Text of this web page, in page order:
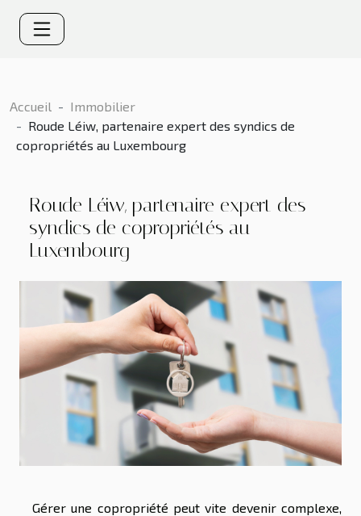
Accueil
Immobilier
Roude Léiw, partenaire expert des syndics de
copropriétés au Luxembourg
Roude Léiw, partenaire expert des
syndics de copropriétés au
Luxembourg
Gérer une copropriété peut vite devenir complexe,